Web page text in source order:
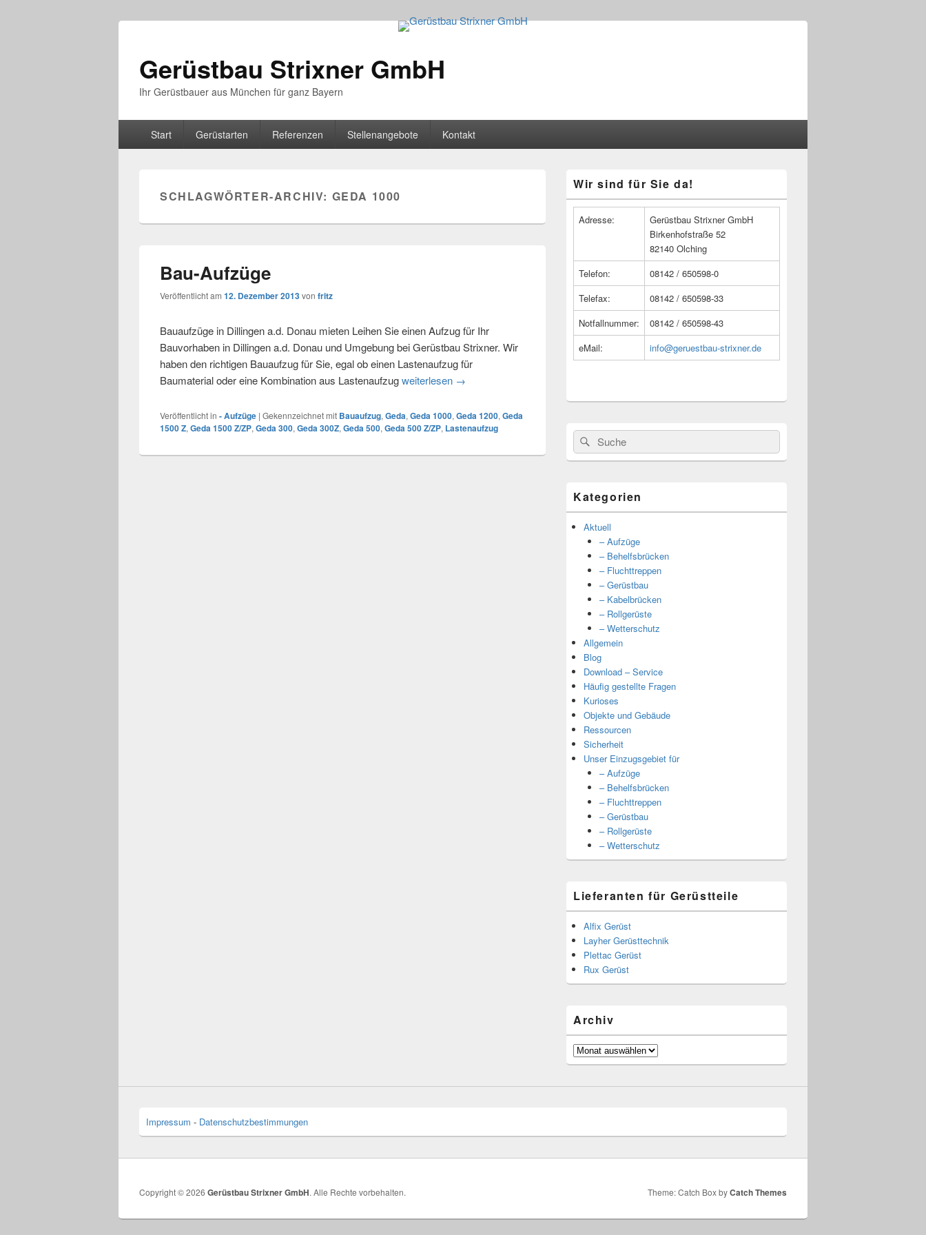
Gerüstbau Strixner GmbH
Ihr Gerüstbauer aus München für ganz Bayern
Start Gerüstarten Referenzen Stellenangebote Kontakt
SCHLAGWÖRTER-ARCHIV: GEDA 1000
Bau-Aufzüge
Veröffentlicht am 12. Dezember 2013von fritz
Bauaufzüge in Dillingen a.d. Donau mieten Leihen Sie einen Aufzug für Ihr
Bauvorhaben in Dillingen a.d. Donau und Umgebung bei Gerüstbau Strixner. Wir
haben den richtigen Bauaufzug für Sie, egal ob einen Lastenaufzug für
Baumaterial oder eine Kombination aus Lastenaufzugweiterlesen Bau-Aufzüge
→
Veröffentlicht in - Aufzüge | Gekennzeichnet mit Bauaufzug, Geda, Geda 1000, Geda 1200, Geda
1500 Z, Geda 1500 Z/ZP, Geda 300, Geda 300Z, Geda 500, Geda 500 Z/ZP, Lastenaufzug
Seitenleisten
Widget-
Wir sind für Sie da!
Adresse:
Gerüstbau Strixner GmbH
Birkenhofstraße 52
82140 Olching
Telefon:
08142 / 650598-0
Telefax:
08142 / 650598-33
Notfallnummer:
08142 / 650598-43
eMail:
info@geruestbau-strixner.de
Suche
nach:
Suche
Kategorien
Aktuell
– Aufzüge
– Behelfsbrücken
– Fluchttreppen
– Gerüstbau
– Kabelbrücken
– Rollgerüste
– Wetterschutz
Allgemein
Blog
Download – Service
Häufig gestellte Fragen
Kurioses
Objekte und Gebäude
Ressourcen
Sicherheit
Unser Einzugsgebiet für
– Aufzüge
– Behelfsbrücken
– Fluchttreppen
– Gerüstbau
– Rollgerüste
– Wetterschutz
Lieferanten für Gerüstteile
Alfix Gerüst
Layher Gerüsttechnik
Plettac Gerüst
Rux Gerüst
Archiv
Archiv
Impressum - Datenschutzbestimmungen
Copyright © 2026 Gerüstbau Strixner GmbH. Alle Rechte vorbehalten. Theme: Catch Box byCatch Themes